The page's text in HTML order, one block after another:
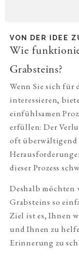
VON DER IDEE
Wie
Grabsteins?
Wenn Sie sich für
interessieren,
einfühlsamen
erfüllen: Der
oft
dieser Prozess
Deshalb möchten
Grabsteins so
Ziel ist es, Ihnen
und Ihnen zu
Erinnerung zu